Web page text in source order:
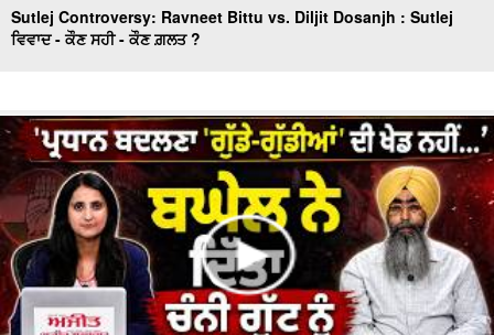
Sutlej Controversy: Ravneet Bittu vs. Diljit Dosanjh : Sutlej
ਵਿਵਾਦ - ਕੌਣ ਸਹੀ - ਕੌਣ ਗ਼ਲਤ ?